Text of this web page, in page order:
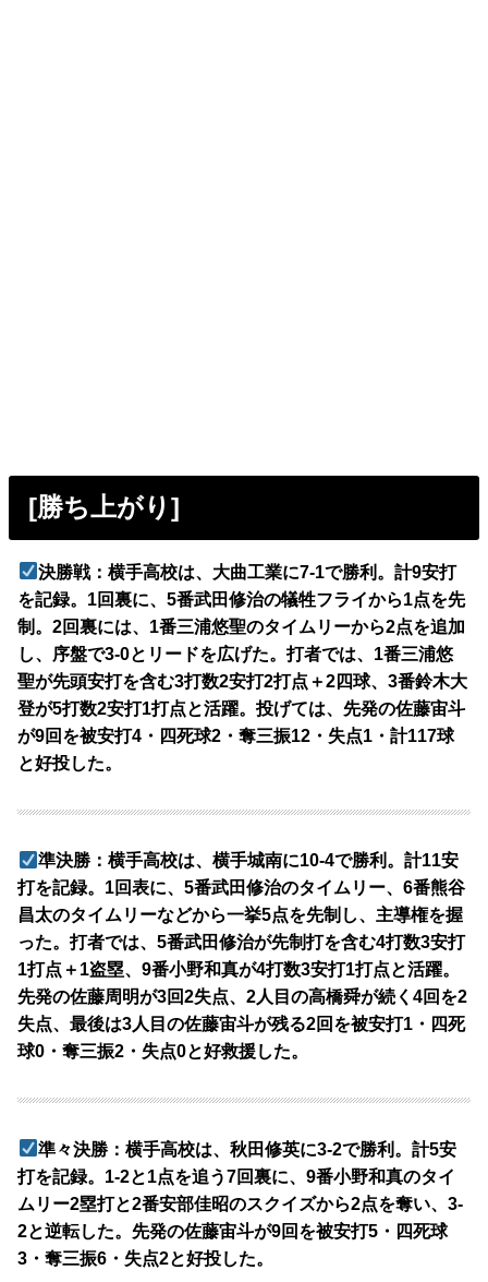
[勝ち上がり]
決勝戦：横手高校は、大曲工業に7-1で勝利。計9安打
を記録。1回裏に、5番武田修治の犠牲フライから1点を先
制。2回裏には、1番三浦悠聖のタイムリーから2点を追加
し、序盤で3-0とリードを広げた。打者では、1番三浦悠
聖が先頭安打を含む3打数2安打2打点＋2四球、3番鈴木大
登が5打数2安打1打点と活躍。投げては、先発の佐藤宙斗
が9回を被安打4・四死球2・奪三振12・失点1・計117球
と好投した。
準決勝：横手高校は、横手城南に10-4で勝利。計11安
打を記録。1回表に、5番武田修治のタイムリー、6番熊谷
昌太のタイムリーなどから一挙5点を先制し、主導権を握
った。打者では、5番武田修治が先制打を含む4打数3安打
1打点＋1盗塁、9番小野和真が4打数3安打1打点と活躍。
先発の佐藤周明が3回2失点、2人目の高橋舜が続く4回を2
失点、最後は3人目の佐藤宙斗が残る2回を被安打1・四死
球0・奪三振2・失点0と好救援した。
準々決勝：横手高校は、秋田修英に3-2で勝利。計5安
打を記録。1-2と1点を追う7回裏に、9番小野和真のタイ
ムリー2塁打と2番安部佳昭のスクイズから2点を奪い、3-
2と逆転した。先発の佐藤宙斗が9回を被安打5・四死球
3・奪三振6・失点2と好投した。